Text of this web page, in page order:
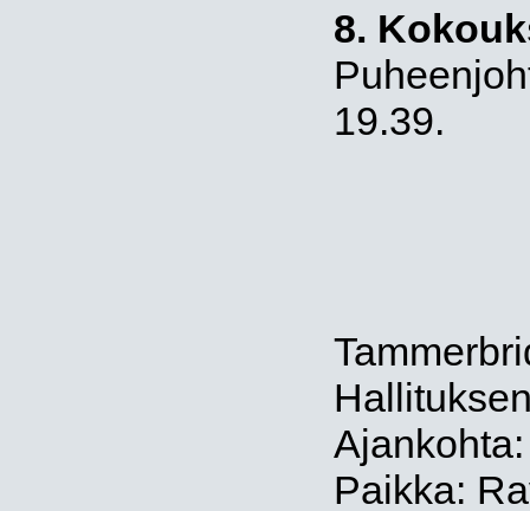
8.
19.39.
Paikka: